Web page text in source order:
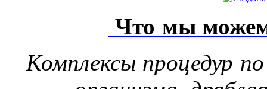
Что мы
Комплексы процедур